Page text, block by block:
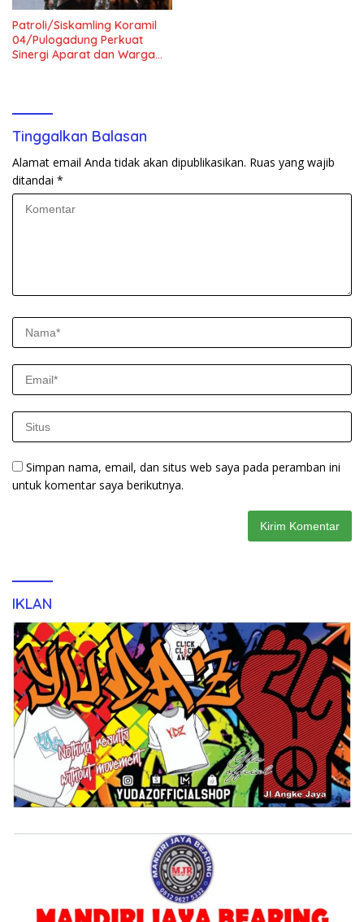
Patroli/Siskamling Koramil
04/Pulogadung Perkuat
Sinergi Aparat dan Warga
Tinggalkan Balasan
Alamat email Anda tidak akan dipublikasikan. Ruas yang wajib
ditandai *
Simpan nama, email, dan situs web saya pada peramban ini
untuk komentar saya berikutnya.
IKLAN